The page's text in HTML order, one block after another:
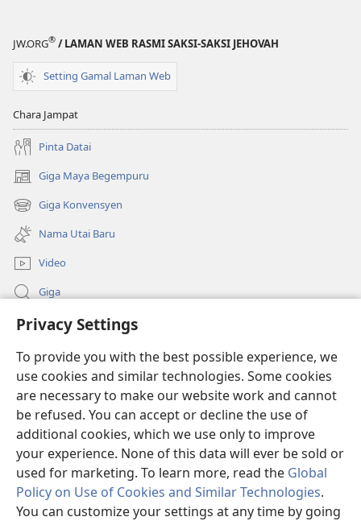
Privacy Settings
To provide you with the best possible experience, we
use cookies and similar technologies. Some cookies
are necessary to make our website work and cannot
be refused. You can accept or decline the use of
additional cookies, which we use only to improve
your experience. None of this data will ever be sold or
used for marketing. To learn more, read the Global
Policy on Use of Cookies and Similar Technologies.
You can customize your settings at any time by going
JW.ORG® / LAMAN WEB RASMI SAKSI-SAKSI JEHOVAH
Setting Gamal Laman Web
Chara Jampat
Pinta Datai
Giga Maya Begempuru
(opens
new
window)
Giga Konvensyen
(opens
new
window)
Nama Utai Baru
Video
Giga
Penerang Global
Duit Pemeri
(opens
new
window)Watchtower LIBRARI ONLINE
(opens
new
window)JW Hub ®
(opens
new
window)